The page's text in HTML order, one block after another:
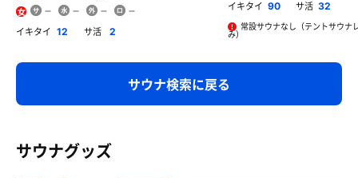
女
イキタイ 12 サ活 2
イキタイ 90 サ活 32
常設サウナなし（テントサウナ
み）
サウナ検索に戻る
サウナグッズ